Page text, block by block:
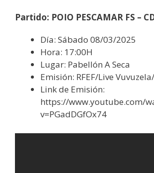
Partido: POIO PESCAMAR FS –
Día: Sábado 08/03/2025
Hora: 17:00H
Lugar: Pabellón A Seca
Emisión: RFEF/Live
Link de Emisión:
https://www.youtube.com/
v=PGadDGfOx74